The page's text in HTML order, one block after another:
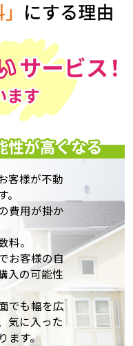
客様が不動
費用が掛か
料。
お客様の自
入の可能性
でも幅を広
気に入った
ます。